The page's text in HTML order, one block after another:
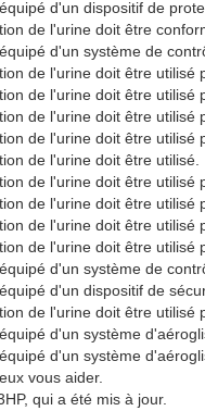
d'un dispositif de
de l'urine doit être
d'un système de
de l'urine doit être utilisé
de l'urine doit être utilisé
de l'urine doit être utilisé
de l'urine doit être utilisé
de l'urine doit être utilisé.
de l'urine doit être utilisé
de l'urine doit être utilisé
de l'urine doit être
de l'urine doit être utilisé
d'un système de
d'un dispositif de
de l'urine doit être utilisé
d'un système
d'un système
vous aider.
qui a été mis à jour.